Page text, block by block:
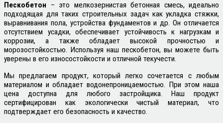
Пескобетон – это мелкозернистая бетонная смесь, идеально
подходящая для таких строительных задач как укладка стяжки,
выравнивания пола, устройства фундаментов и др. Он отличается
отсутствием усадки, обеспечивает устойчивость к нагрузкам и
коррозии, а также обладает высокой прочностью и
морозостойкостью. Используя наш пескобетон, вы можете быть
уверены в его износостойкости и отличной текучести.
Мы предлагаем продукт, который легко сочетается с любым
материалом и обладает водонепроницаемостью. При этом наша
цена доступна для любого застройщика. Наш продукт
сертифицирован как экологически чистый материал, что
подтверждает его безопасность и качество.